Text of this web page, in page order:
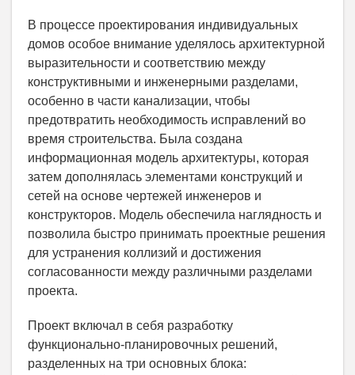
В процессе проектирования индивидуальных
домов особое внимание уделялось архитектурной
выразительности и соответствию между
конструктивными и инженерными разделами,
особенно в части канализации, чтобы
предотвратить необходимость исправлений во
время строительства. Была создана
информационная модель архитектуры, которая
затем дополнялась элементами конструкций и
сетей на основе чертежей инженеров и
конструкторов. Модель обеспечила наглядность и
позволила быстро принимать проектные решения
для устранения коллизий и достижения
согласованности между различными разделами
проекта.
Проект включал в себя разработку
функционально-планировочных решений,
разделенных на три основных блока: